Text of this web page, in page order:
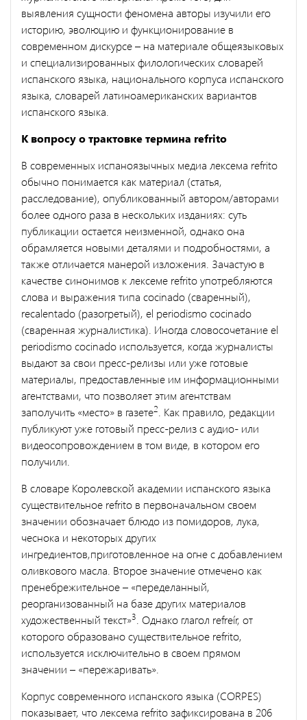
выявления сущности феномена авторы изучили его
историю, эволюцию и функционирование в
современном дискурсе – на материале общеязыковых
и специализированных филологических словарей
испанского языка, национального корпуса испанского
языка, словарей латиноамериканских вариантов
испанского языка.
К вопросу о трактовке термина refrito
В современных испаноязычных медиа лексема refrito
обычно понимается как материал (статья,
расследование), опубликованный автором/авторами
более одного раза в нескольких изданиях: суть
публикации остается неизменной, однако она
обрамляется новыми деталями и подробностями, а
также отличается манерой изложения. Зачастую в
качестве синонимов к лексеме refrito употребляются
слова и выражения типа cocinado (сваренный),
recalentado (разогретый), el periodismo cocinado
(сваренная журналистика). Иногда словосочетание el
periodismo cocinado используется, когда журналисты
выдают за свои пресс-релизы или уже готовые
материалы, предоставленные им информационными
агентствами, что позволяет этим агентствам
заполучить «место» в газете2 . Как правило, редакции
публикуют уже готовый пресс-релиз с аудио- или
видеосопровождением в том виде, в котором его
получили.
В словаре Королевской академии испанского языка
существительное refrito в первоначальном своем
значении обозначает блюдо из помидоров, лука,
чеснока и некоторых других
ингредиентов,приготовленное на огне с добавлением
оливкового масла. Второе значение отмечено как
пренебрежительное – «переделанный,
реорганизованный на базе других материалов
художественный текст»3 . Однако глагол refreír, от
которого образовано существительное refrito,
используется исключительно в своем прямом
значении – «пережаривать».
Корпус современного испанского языка (CORPES)
показывает, что лексема refrito зафиксирована в 206